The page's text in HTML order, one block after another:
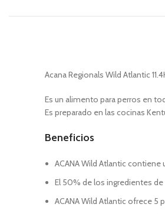
Acana Regionals Wild Atlantic
Es un alimento para perros en
Es preparado en las cocinas
Beneficios
ACANA Wild Atlantic
El 50% de los ingredientes de
ACANA Wild Atlantic ofrece